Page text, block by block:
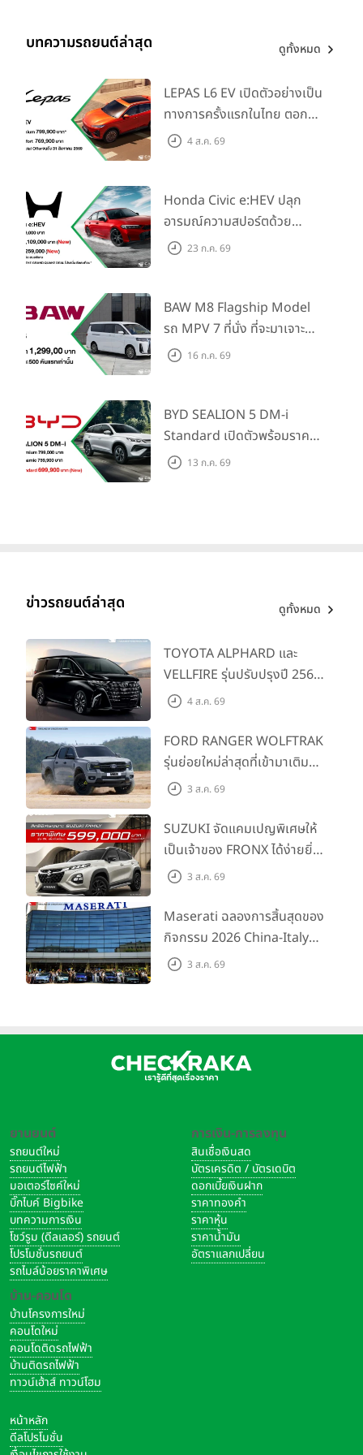
บทความรถยนต์ล่าสุด ดูทั้งหมด
LEPAS L6 EV เปิดตัวอย่างเป็น
ทางการครั้งแรกในไทย ตอกย้ำ
วิสัยทัศน์ “Drive Your
4 ส.ค. 69
Honda Civic e:HEV ปลุก
อารมณ์ความสปอร์ตด้วย
Honda S+ Shift ครั้งแรกใน
Traffic Monitor เพียงจอง
ภายใน 31 ก.ค. 2569 รับบัตร
น้ำมันมูลค่า 10,000 บาท
23 ก.ค. 69
BAW M8 Flagship Model
รถ MPV 7 ที่นั่ง ที่จะมาเจาะ
ตลาดครอบครัวและองค์กรยุค
แรก)
16 ก.ค. 69
BYD SEALION 5 DM-i
Standard เปิดตัวพร้อมราคา
คาดการณ์ 699,900 บาท รุ่น
13 ก.ค. 69
ข่าวรถยนต์ล่าสุด ดูทั้งหมด
TOYOTA ALPHARD และ
VELLFIRE รุ่นปรับปรุงปี 2569
พร้อมรุ่นย่อยใหม่ HEV
4 ส.ค. 69
FORD RANGER WOLFTRAK
รุ่นย่อยใหม่ล่าสุดที่เข้ามาเติม
เต็มไลน์อัป พร้อมตอบโจทย์ทุก
พร้อมลุย ด้วยราคาพิเศษเริ่ม
ต้นที่ 9.49 แสนบาท
3 ส.ค. 69
SUZUKI จัดแคมเปญพิเศษให้
เป็นเจ้าของ FRONX ได้ง่ายยิ่ง
ขึ้นสำหรับรุ่น GL ราคาพิเศษ
200 คัน พร้อมข้อเสนอสุดคุ้ม
3 ส.ค. 69
Maserati ฉลองการสิ้นสุดของ
กิจกรรม 2026 China-Italy
Grand Tour ณ สำนักงาน
3 ส.ค. 69
ยานยนต์
รถยนต์ใหม่
รถยนต์ไฟฟ้า
มอเตอร์ไซค์ใหม่
บิ๊กไบค์ Bigbike
บทความการเงิน
โชว์รูม (ดีลเลอร์) รถยนต์
โปรโมชั่นรถยนต์
รถไมล์น้อยราคาพิเศษ
บ้าน-คอนโด
บ้านโครงการใหม่
คอนโดใหม่
คอนโดติดรถไฟฟ้า
บ้านติดรถไฟฟ้า
ทาวน์เฮ้าส์ ทาวน์โฮม
การเงิน-การลงทุน
สินเชื่อเงินสด
บัตรเครดิต / บัตรเดบิต
ดอกเบี้ยเงินฝาก
ราคาทองคำ
ราคาหุ้น
ราคาน้ำมัน
อัตราแลกเปลี่ยน
หน้าหลัก
ดีลโปรโมชั่น